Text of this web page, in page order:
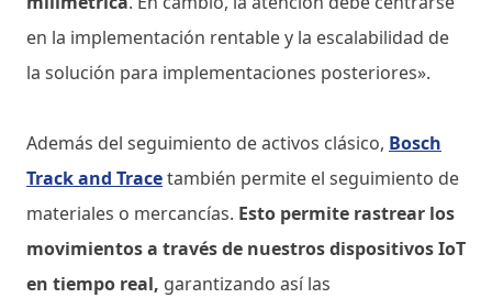
en la implementación rentable y la escalabilidad de
la solución para implementaciones posteriores».
Además del seguimiento de activos clásico, Bosch
Track and Tracetambién permite el seguimiento de
materiales o mercancías. Esto permite rastrear los
movimientos a través de nuestros dispositivos IoT
en tiempo real, garantizando así las